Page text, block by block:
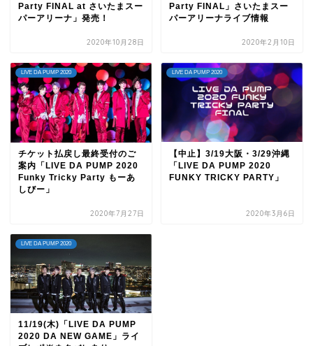
Party FINAL at さいたまスー
パーアリーナ」発売！
2020年10月28日
Party FINAL」さいたまスー
パーアリーナライブ情報
2020年2月10日
LIVE DA PUMP 2020
チケット払戻し最終受付のご
案内「LIVE DA PUMP 2020
Funky Tricky Party もーあ
しびー」
2020年7月27日
LIVE DA PUMP 2020
【中止】3/19大阪・3/29沖縄
「LIVE DA PUMP 2020
FUNKY TRICKY PARTY」
2020年3月6日
LIVE DA PUMP 2020
11/19(木)「LIVE DA PUMP
2020 DA NEW GAME」ライ